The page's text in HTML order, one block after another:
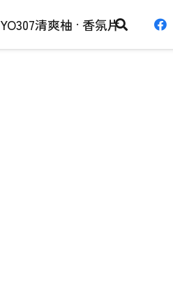
YO307清爽柚 · 香氛片